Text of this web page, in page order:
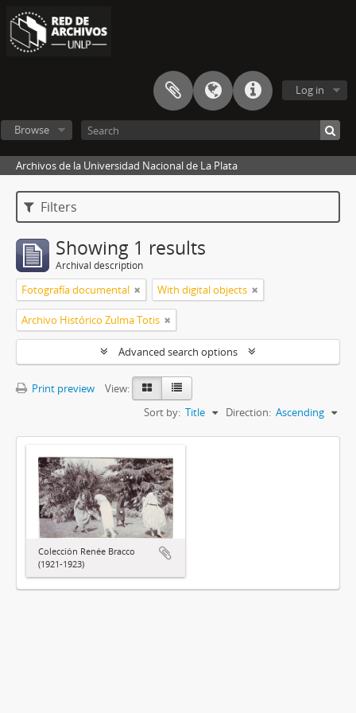
Log in
Browse
Archivos de la Universidad Nacional de La Plata
Filters
Showing 1 results
Archival description
Fotografía documental With digital objects
Archivo Histórico Zulma Totis
Advanced search options
Print preview
View:
Sort by: Title Direction: Ascending
Colección Renée Bracco
(1921-1923)